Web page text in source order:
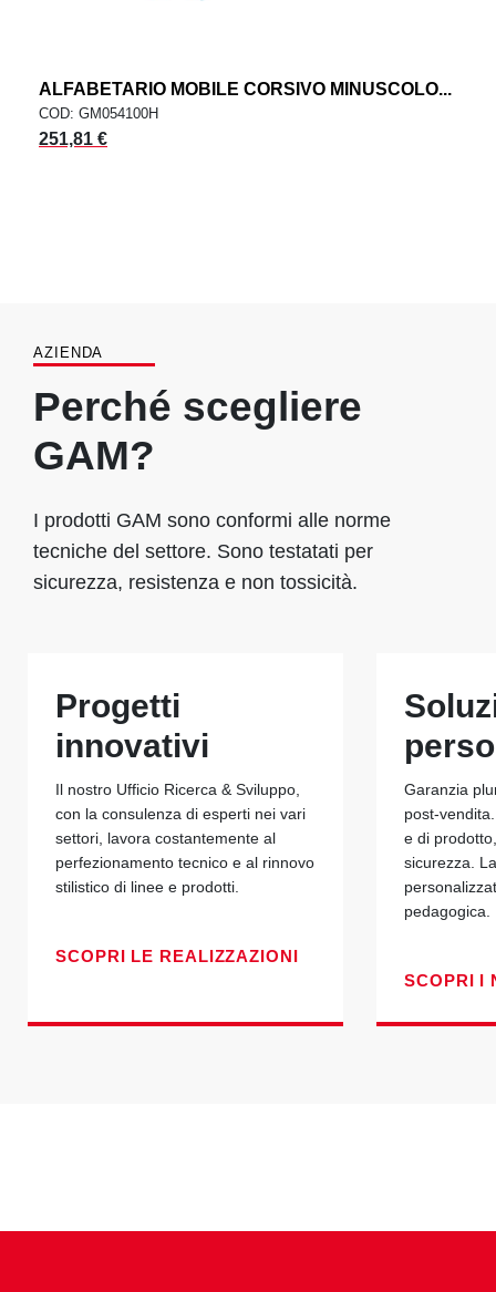
ALFABETARIO MOBILE CORSIVO MINUSCOLO...
COD: GM054100H
251,81 €
AZIENDA
Perché scegliere
GAM?
I prodotti GAM sono conformi alle norme
tecniche del settore. Sono testatati per
sicurezza, resistenza e non tossicità.
Progetti
innovativi
Il nostro Ufficio Ricerca & Sviluppo,
con la consulenza di esperti nei vari
settori, lavora costantemente al
perfezionamento tecnico e al rinnovo
stilistico di linee e prodotti.
SCOPRI LE REALIZZAZIONI
Garanzia
post-
e di
sicurezza.
pedagogica.
SCOPRI I